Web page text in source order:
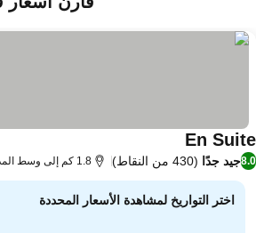
En Suite
8.0جيد جدًا (430 من النقاط) 1.8 كم إلى وسط المدينة
اختر التواريخ لمشاهدة الأسعار المحددة